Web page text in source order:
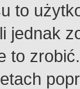
to
jednak
to